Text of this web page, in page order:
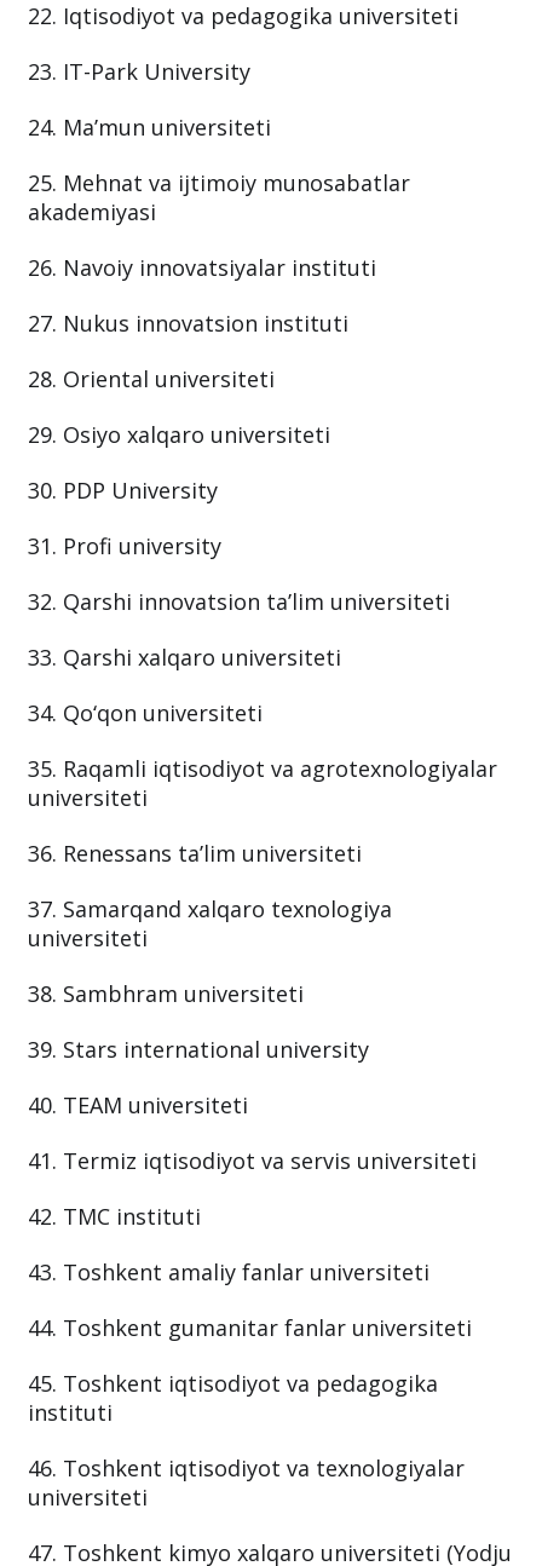
22. Iqtisodiyot va pedagogika universiteti
23. IT-Park University
24. Ma’mun universiteti
25. Mehnat va ijtimoiy munosabatlar
akademiyasi
26. Navoiy innovatsiyalar instituti
27. Nukus innovatsion instituti
28. Oriental universiteti
29. Osiyo xalqaro universiteti
30. PDP University
31. Profi university
32. Qarshi innovatsion ta’lim universiteti
33. Qarshi xalqaro universiteti
34. Qo‘qon universiteti
35. Raqamli iqtisodiyot va agrotexnologiyalar
universiteti
36. Renessans ta’lim universiteti
37. Samarqand xalqaro texnologiya
universiteti
38. Sambhram universiteti
39. Stars international university
40. TEAM universiteti
41. Termiz iqtisodiyot va servis universiteti
42. TMC instituti
43. Toshkent amaliy fanlar universiteti
44. Toshkent gumanitar fanlar universiteti
45. Toshkent iqtisodiyot va pedagogika
instituti
46. Toshkent iqtisodiyot va texnologiyalar
universiteti
47. Toshkent kimyo xalqaro universiteti (Yodju